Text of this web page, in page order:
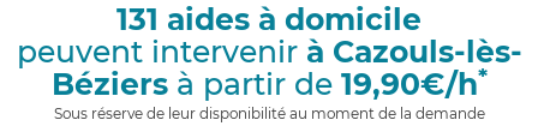
i
131 aides à domicile
peuvent intervenir à Cazouls-lès-
Béziersà partir de 19,90€/h*
Sous réserve de leur disponibilité au moment de la demande